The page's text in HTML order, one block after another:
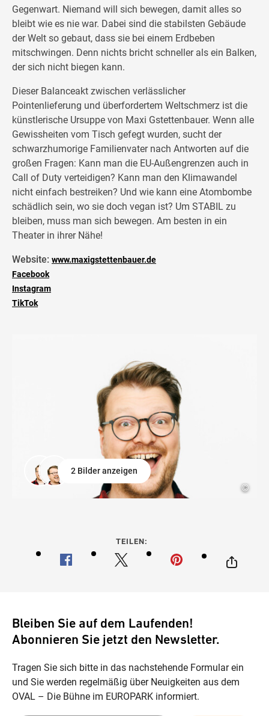
Gegenwart. Niemand will sich bewegen, damit alles so
bleibt wie es nie war. Dabei sind die stabilsten Gebäude
der Welt so gebaut, dass sie bei einem Erdbeben
mitschwingen. Denn nichts bricht schneller als ein Balken,
der sich nicht biegen kann.
Dieser Balanceakt zwischen verlässlicher
Pointenlieferung und überfordertem Weltschmerz ist die
künstlerische Ursuppe von Maxi Gstettenbauer. Wenn alle
Gewissheiten vom Tisch gefegt wurden, sucht der
schwarzhumorige Familienvater nach Antworten auf die
großen Fragen: Kann man die EU-Außengrenzen auch in
Call of Duty verteidigen? Kann man den Klimawandel
nicht einfach bestreiken? Und wie kann eine Atombombe
schädlich sein, wo sie doch vegan ist? Um STABIL zu
bleiben, muss man sich bewegen. Am besten in ein
Theater in ihrer Nähe!
Website: www.maxigstettenbauer.de
Facebook
Instagram
TikTok
©
2 Bilder anzeigen
TEILEN:
Bleiben Sie auf dem Laufenden!
Abonnieren Sie jetzt den Newsletter.
Tragen Sie sich bitte in das nachstehende Formular ein
und Sie werden regelmäßig über Neuigkeiten aus dem
OVAL – Die Bühne im EUROPARK informiert.